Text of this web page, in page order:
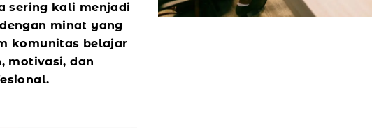
sering kali menjadi
minat yang
komunitas belajar
motivasi, dan